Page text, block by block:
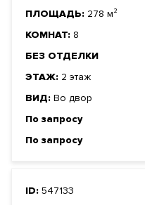
ПЛОЩАДЬ: 278 м²
КОМНАТ: 8
БЕЗ ОТДЕЛКИ
ЭТАЖ: 2 этаж
ВИД: Во двор
По запросу
По запросу
ID: 547133